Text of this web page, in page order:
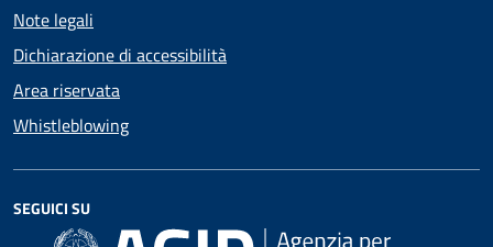
Note legali
Dichiarazione di accessibilità
Area riservata
Whistleblowing
SEGUICI SU